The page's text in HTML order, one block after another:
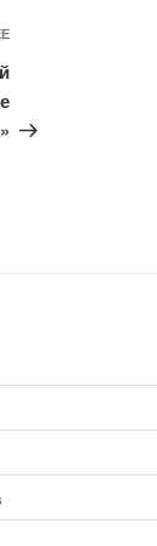
Следующая
запись